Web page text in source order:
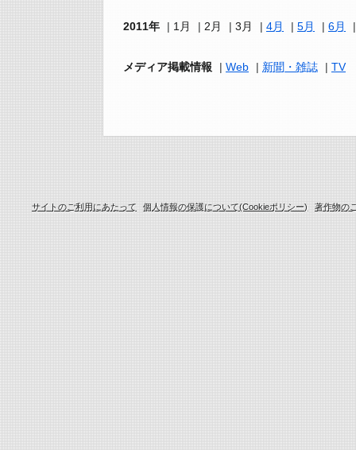
2011年 1月 2月 3月 4月 5月 6月
メディア掲載情報 Web 新聞・雑誌 TV
サイトのご利用にあたって 個人情報の保護について(Cookieポリシー) 著作物の